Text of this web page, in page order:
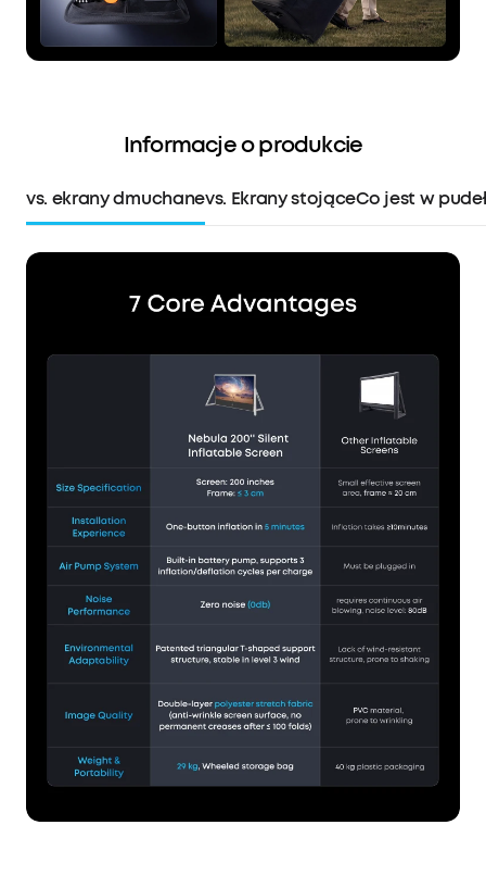
Informacje o produkcie
vs. ekrany dmuchanevs. Ekrany stojąceCo jest w